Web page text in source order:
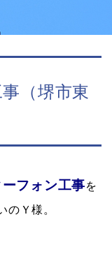
（堺市東
フォン工事を
のＹ様。